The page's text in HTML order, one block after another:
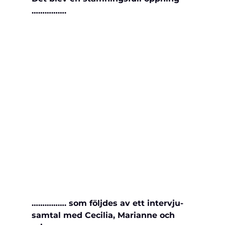
…………….
……………. som följdes av ett intervju-
samtal med Cecilia, Marianne och